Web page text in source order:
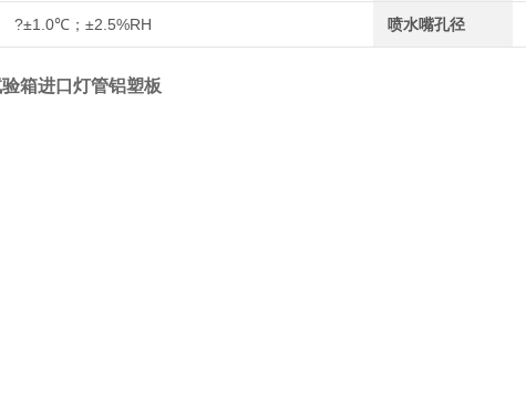
?±1.0℃；±2.5%RH 喷水嘴孔径
箱进口灯管铝塑板